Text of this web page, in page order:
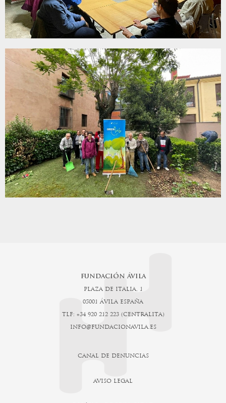
FUNDACIÓN ÁVILA
PLAZA DE ITALIA, 1
05001 ÁVILA ESPAÑA
TLF: +34 920 212 223 (CENTRALITA)
INFO@FUNDACIONAVILA.ES
CANAL DE DENUNCIAS
AVISO LEGAL